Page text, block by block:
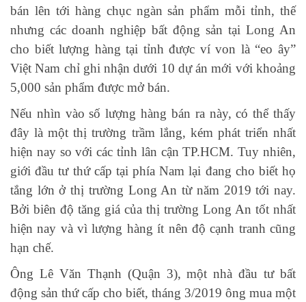
bán lên tới hàng chục ngàn sản phẩm mỗi tỉnh, thế
nhưng các doanh nghiệp bất động sản tại Long An
cho biết lượng hàng tại tỉnh được ví von là “eo ây”
Việt Nam chỉ ghi nhận dưới 10 dự án mới với khoảng
5,000 sản phẩm được mở bán.
Nếu nhìn vào số lượng hàng bán ra này, có thể thấy
đây là một thị trường trầm lắng, kém phát triển nhất
hiện nay so với các tỉnh lân cận TP.HCM. Tuy nhiên,
giới đầu tư thứ cấp tại phía Nam lại đang cho biết họ
tắng lớn ở thị trường Long An từ năm 2019 tới nay.
Bởi biên độ tăng giá của thị trường Long An tốt nhất
hiện nay và vì lượng hàng ít nên độ cạnh tranh cũng
hạn chế.
Ông Lê Văn Thạnh (Quận 3), một nhà đầu tư bất
động sản thứ cấp cho biết, tháng 3/2019 ông mua một